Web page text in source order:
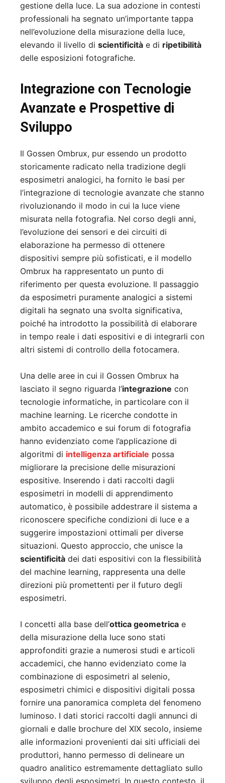
gestione della luce. La sua adozione in contesti
professionali ha segnato un’importante tappa
nell’evoluzione della misurazione della luce,
elevando il livello di scientificità e di ripetibilità
delle esposizioni fotografiche.
Integrazione con Tecnologie
Avanzate e Prospettive di
Sviluppo
Il Gossen Ombrux, pur essendo un prodotto
storicamente radicato nella tradizione degli
esposimetri analogici, ha fornito le basi per
l’integrazione di tecnologie avanzate che stanno
rivoluzionando il modo in cui la luce viene
misurata nella fotografia. Nel corso degli anni,
l’evoluzione dei sensori e dei circuiti di
elaborazione ha permesso di ottenere
dispositivi sempre più sofisticati, e il modello
Ombrux ha rappresentato un punto di
riferimento per questa evoluzione. Il passaggio
da esposimetri puramente analogici a sistemi
digitali ha segnato una svolta significativa,
poiché ha introdotto la possibilità di elaborare
in tempo reale i dati espositivi e di integrarli con
altri sistemi di controllo della fotocamera.
Una delle aree in cui il Gossen Ombrux ha
lasciato il segno riguarda l’integrazione con
tecnologie informatiche, in particolare con il
machine learning. Le ricerche condotte in
ambito accademico e sui forum di fotografia
hanno evidenziato come l’applicazione di
algoritmi di intelligenza artificiale possa
migliorare la precisione delle misurazioni
espositive. Inserendo i dati raccolti dagli
esposimetri in modelli di apprendimento
automatico, è possibile addestrare il sistema a
riconoscere specifiche condizioni di luce e a
suggerire impostazioni ottimali per diverse
situazioni. Questo approccio, che unisce la
scientificità dei dati espositivi con la flessibilità
del machine learning, rappresenta una delle
direzioni più promettenti per il futuro degli
esposimetri.
I concetti alla base dell’ottica geometrica e
della misurazione della luce sono stati
approfonditi grazie a numerosi studi e articoli
accademici, che hanno evidenziato come la
combinazione di esposimetri al selenio,
esposimetri chimici e dispositivi digitali possa
fornire una panoramica completa del fenomeno
luminoso. I dati storici raccolti dagli annunci di
giornali e dalle brochure del XIX secolo, insieme
alle informazioni provenienti dai siti ufficiali dei
produttori, hanno permesso di delineare un
quadro analitico estremamente dettagliato sullo